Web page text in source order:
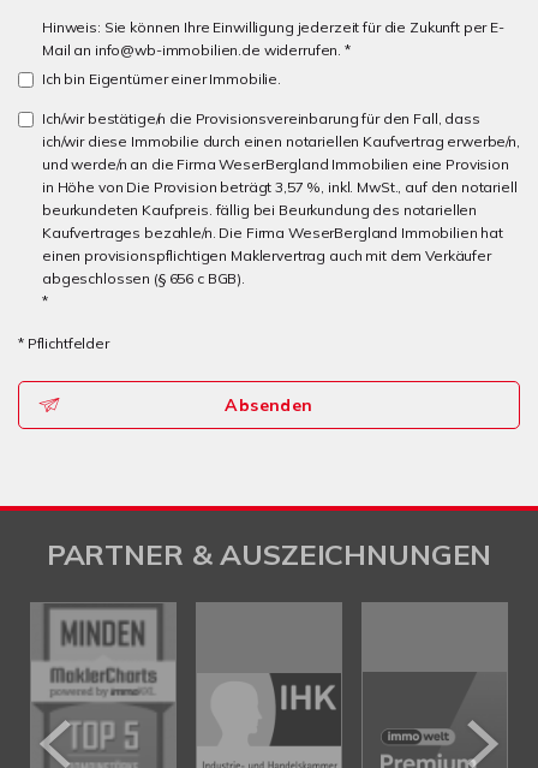
Hinweis: Sie können Ihre Einwilligung jederzeit für die Zukunft per E-
Mail an info@wb-immobilien.de widerrufen. *
Ich bin Eigentümer einer Immobilie.
Ich/wir bestätige/n die Provisionsvereinbarung für den Fall, dass
ich/wir diese Immobilie durch einen notariellen Kaufvertrag erwerbe/n,
und werde/n an die Firma WeserBergland Immobilien eine Provision
in Höhe von Die Provision beträgt 3,57 %, inkl. MwSt., auf den notariell
beurkundeten Kaufpreis. fällig bei Beurkundung des notariellen
Kaufvertrages bezahle/n. Die Firma WeserBergland Immobilien hat
einen provisionspflichtigen Maklervertrag auch mit dem Verkäufer
abgeschlossen (§ 656 c BGB).
*
* Pflichtfelder
Absenden
PARTNER & AUSZEICHNUNGEN